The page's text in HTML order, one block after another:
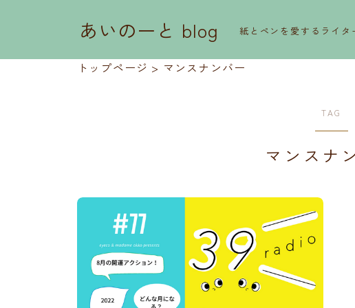
あいのーと blog 紙とペンを愛するライタ
トップページ > マンスナンバー
TAG
マンスナ